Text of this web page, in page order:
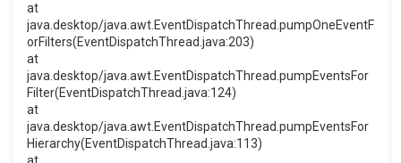
at
java.desktop/java.awt.EventDispatchThread.pumpOneEventF
orFilters(EventDispatchThread.java:203)
at
java.desktop/java.awt.EventDispatchThread.pumpEventsFor
Filter(EventDispatchThread.java:124)
at
java.desktop/java.awt.EventDispatchThread.pumpEventsFor
Hierarchy(EventDispatchThread.java:113)